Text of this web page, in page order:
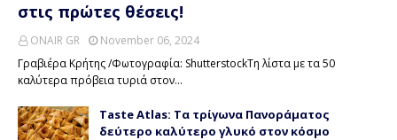
στις πρώτες θέσεις!
ONAIR GR
November 06, 2024
Γραβιέρα Κρήτης /Φωτογραφία: ShutterstockΤη λίστα με τα 50
καλύτερα πρόβεια τυριά στον…
Taste Atlas: Τα τρίγωνα Πανοράματος
δεύτερο καλύτερο γλυκό στον κόσμο